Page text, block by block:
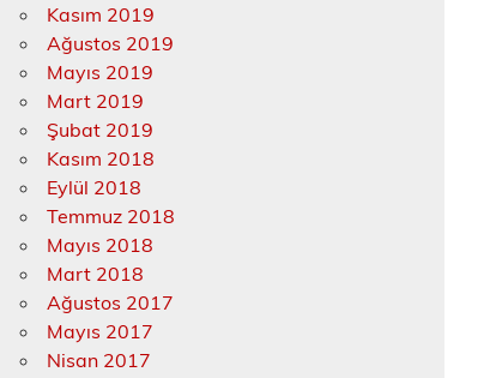
Kasım 2019
Ağustos 2019
Mayıs 2019
Mart 2019
Şubat 2019
Kasım 2018
Eylül 2018
Temmuz 2018
Mayıs 2018
Mart 2018
Ağustos 2017
Mayıs 2017
Nisan 2017